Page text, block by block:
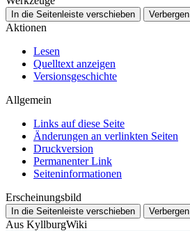
In die Seitenleiste verschieben Verbergen
Aktionen
Lesen
Quelltext anzeigen
Versionsgeschichte
Allgemein
Links auf diese Seite
Änderungen an verlinkten Seiten
Druckversion
Permanenter Link
Seiten­­informationen
Erscheinungsbild
In die Seitenleiste verschieben Verbergen
Aus KyllburgWiki